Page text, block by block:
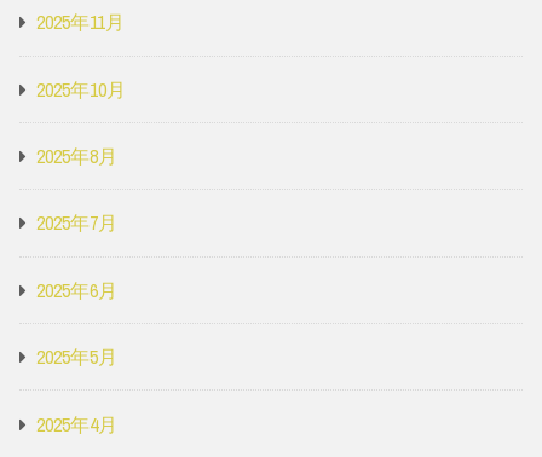
2025年11月
2025年10月
2025年8月
2025年7月
2025年6月
2025年5月
2025年4月